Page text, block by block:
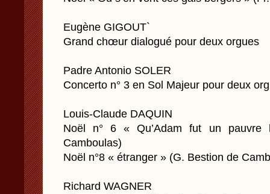
Eugène GIGOUT`
Grand chœur dialogué pour deux orgues
Padre Antonio SOLER
Concerto n° 3 en Sol Majeur pour deux
Louis-Claude DAQUIN
Noël n° 6 « Qu’Adam fut un pauvre
Camboulas)
Noël n°8 « étranger » (G. Bestion de
Richard WAGNER